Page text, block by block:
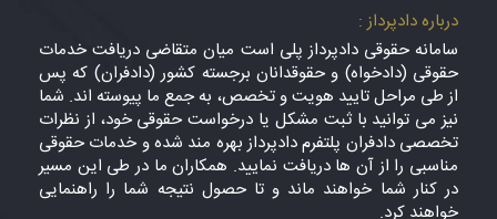
درباره دادپرداز :
سامانه حقوقی دادپرداز پلی است میان متقاضی دریافت خدمات
حقوقی (دادخواه) و حقوقدانان برجسته کشور (دادفران) که پس
از طی مراحل تایید هویت و تخصص، به جمع ما پیوسته اند. شما
نیز می توانید با ثبت مشکل یا درخواست حقوقی خود، از نظرات
تخصصی دادفران پلتفرم دادپرداز بهره مند شده و خدمات حقوقی
مناسبی را از آن ها دریافت نمایید. همکاران ما در طی این مسیر
در کنار شما خواهند ماند و تا حصول نتیجه شما را راهنمایی
خواهند کرد.